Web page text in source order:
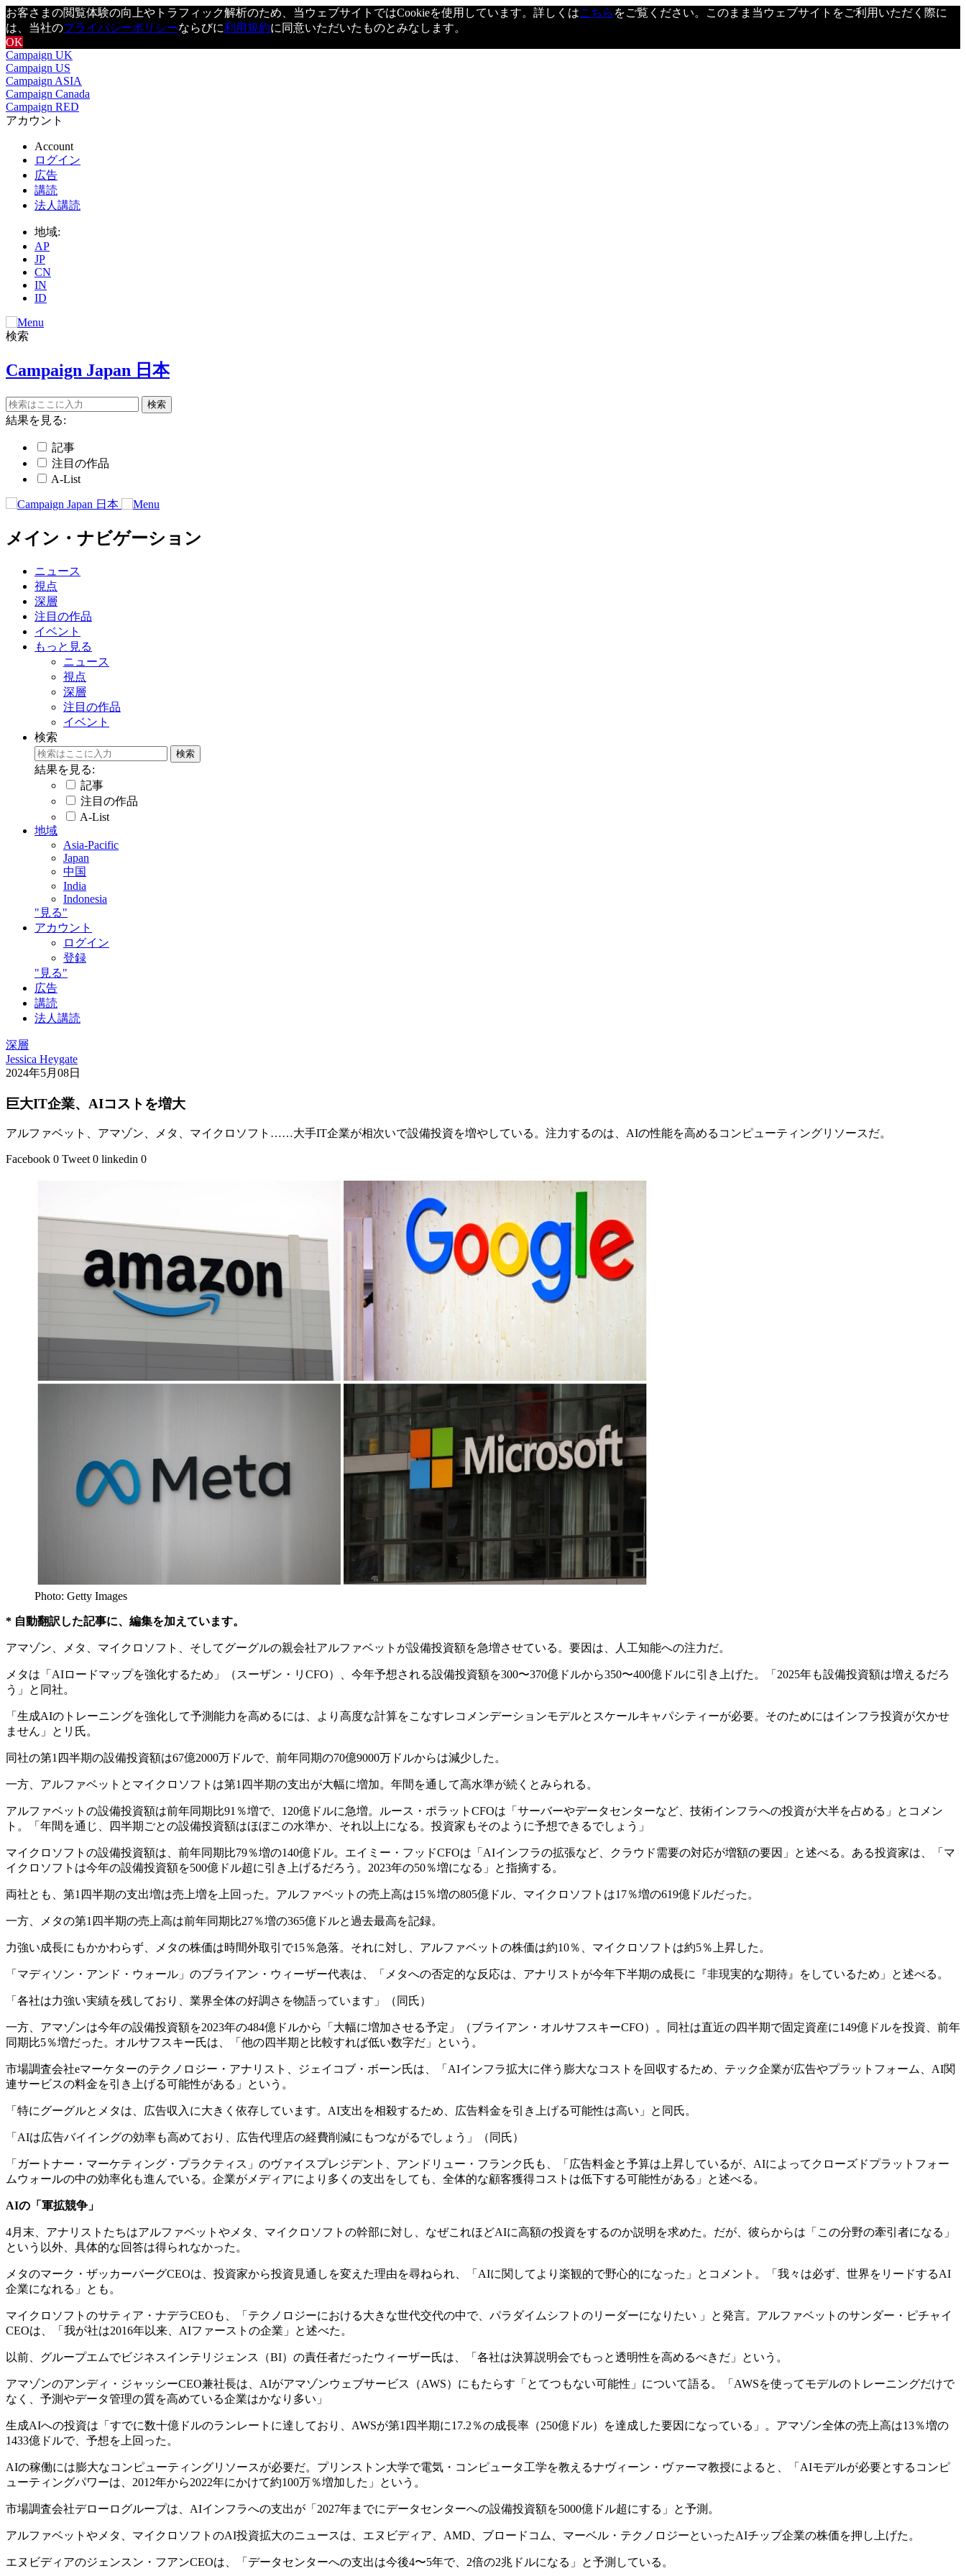
お客さまの閲覧体験の向上やトラフィック解析のため、当ウェブサイトではCookieを使用しています。詳しくはこちら をご覧ください。このまま当ウェブサイトをご利用いただく際に
は、当社のプライバシーポリシーならびに利用規約に同意いただいたものとみなします。
OK
Campaign UK
Campaign US
Campaign ASIA
Campaign Canada
Campaign RED
アカウント
Account
ログイン
広告
講読
法人講読
地域:
AP
JP
CN
IN
ID
検索
Campaign Japan 日本
結果を見る:
記事
注目の作品
A-List
メイン・ナビゲーション
ニュース
視点
深層
注目の作品
イベント
もっと見る
ニュース
視点
深層
注目の作品
イベント
検索
結果を見る:
記事
注目の作品
A-List
地域
Asia-Pacific
Japan
中国
India
Indonesia
"見る"
アカウント
ログイン
登録
"見る"
広告
講読
法人講読
深層
Jessica Heygate
2024年5月08日
巨大IT企業、AIコストを増大
アルファベット、アマゾン、メタ、マイクロソフト……大手IT企業が相次いで設備投資を増やしている。注力するのは、AIの性能を高めるコンピューティングリソースだ。
Facebook 0 Tweet 0 linkedin 0
Photo: Getty Images
* 自動翻訳した記事に、編集を加えています。
アマゾン、メタ、マイクロソフト、そしてグーグルの親会社アルファベットが設備投資額を急増させている。要因は、人工知能への注力だ。
メタは「AIロードマップを強化するため」（スーザン・リCFO）、今年予想される設備投資額を300〜370億ドルから350〜400億ドルに引き上げた。「2025年も設備投資額は増えるだろ
う」と同社。
「生成AIのトレーニングを強化して予測能力を高めるには、より高度な計算をこなすレコメンデーションモデルとスケールキャパシティーが必要。そのためにはインフラ投資が欠かせ
ません」とリ氏。
同社の第1四半期の設備投資額は67億2000万ドルで、前年同期の70億9000万ドルからは減少した。
一方、アルファベットとマイクロソフトは第1四半期の支出が大幅に増加。年間を通して高水準が続くとみられる。
アルファベットの設備投資額は前年同期比91％増で、120億ドルに急増。ルース・ポラットCFOは「サーバーやデータセンターなど、技術インフラへの投資が大半を占める」とコメン
ト。「年間を通じ、四半期ごとの設備投資額はほぼこの水準か、それ以上になる。投資家もそのように予想できるでしょう」
マイクロソフトの設備投資額は、前年同期比79％増の140億ドル。エイミー・フッドCFOは「AIインフラの拡張など、クラウド需要の対応が増額の要因」と述べる。ある投資家は、「マ
イクロソフトは今年の設備投資額を500億ドル超に引き上げるだろう。2023年の50％増になる」と指摘する。
両社とも、第1四半期の支出増は売上増を上回った。アルファベットの売上高は15％増の805億ドル、マイクロソフトは17％増の619億ドルだった。
一方、メタの第1四半期の売上高は前年同期比27％増の365億ドルと過去最高を記録。
力強い成長にもかかわらず、メタの株価は時間外取引で15％急落。それに対し、アルファベットの株価は約10％、マイクロソフトは約5％上昇した。
「マディソン・アンド・ウォール」のブライアン・ウィーザー代表は、「メタへの否定的な反応は、アナリストが今年下半期の成長に『非現実的な期待』をしているため」と述べる。
「各社は力強い実績を残しており、業界全体の好調さを物語っています」（同氏）
一方、アマゾンは今年の設備投資額を2023年の484億ドルから「大幅に増加させる予定」（ブライアン・オルサフスキーCFO）。同社は直近の四半期で固定資産に149億ドルを投資、前年
同期比5％増だった。オルサフスキー氏は、「他の四半期と比較すれば低い数字だ」という。
市場調査会社eマーケターのテクノロジー・アナリスト、ジェイコブ・ボーン氏は、「AIインフラ拡大に伴う膨大なコストを回収するため、テック企業が広告やプラットフォーム、AI関
連サービスの料金を引き上げる可能性がある」という。
「特にグーグルとメタは、広告収入に大きく依存しています。AI支出を相殺するため、広告料金を引き上げる可能性は高い」と同氏。
「AIは広告バイイングの効率も高めており、広告代理店の経費削減にもつながるでしょう」（同氏）
「ガートナー・マーケティング・プラクティス」のヴァイスプレジデント、アンドリュー・フランク氏も、「広告料金と予算は上昇しているが、AIによってクローズドプラットフォー
ムウォールの中の効率化も進んでいる。企業がメディアにより多くの支出をしても、全体的な顧客獲得コストは低下する可能性がある」と述べる。
AIの 「 軍拡競争 」
4月末、アナリストたちはアルファベットやメタ、マイクロソフトの幹部に対し、なぜこれほどAIに高額の投資をするのか説明を求めた。だが、彼らからは「この分野の牽引者になる」
という以外、具体的な回答は得られなかった。
メタのマーク・ザッカーバーグCEOは、投資家から投資見通しを変えた理由を尋ねられ、「AIに関してより楽観的で野心的になった」とコメント。「我々は必ず、世界をリードするAI
企業になれる」とも。
マイクロソフトのサティア・ナデラCEOも、「テクノロジーにおける大きな世代交代の中で、パラダイムシフトのリーダーになりたい 」と発言。アルファベットのサンダー・ピチャイ
CEOは、「我が社は2016年以来、AIファーストの企業」と述べた。
以前、グループエムでビジネスインテリジェンス（BI）の責任者だったウィーザー氏は、「各社は決算説明会でもっと透明性を高めるべきだ」という。
アマゾンのアンディ・ジャッシーCEO兼社長は、AIがアマゾンウェブサービス（AWS）にもたらす「とてつもない可能性」について語る。「AWSを使ってモデルのトレーニングだけで
なく、予測やデータ管理の質を高めている企業はかなり多い」
生成AIへの投資は「すでに数十億ドルのランレートに達しており、AWSが第1四半期に17.2％の成長率（250億ドル）を達成した要因になっている」。アマゾン全体の売上高は13％増の
1433億ドルで、予想を上回った。
AIの稼働には膨大なコンピューティングリソースが必要だ。プリンストン大学で電気・コンピュータ工学を教えるナヴィーン・ヴァーマ教授によると、「AIモデルが必要とするコンピ
ューティングパワーは、2012年から2022年にかけて約100万％増加した」という。
市場調査会社デローログループは、AIインフラへの支出が「2027年までにデータセンターへの設備投資額を5000億ドル超にする」と予測。
アルファベットやメタ、マイクロソフトのAI投資拡大のニュースは、エヌビディア、AMD、ブロードコム、マーベル・テクノロジーといったAIチップ企業の株価を押し上げた。
エヌビディアのジェンスン・フアンCEOは、「データセンターへの支出は今後4〜5年で、2倍の2兆ドルになる」と予測している。